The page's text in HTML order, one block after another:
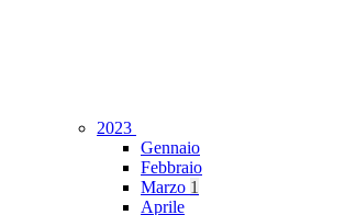
2023
Gennaio
Febbraio
Marzo 1
Aprile